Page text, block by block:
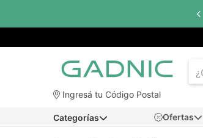
Ingresá tu Código Postal
Ofertas
Categorías